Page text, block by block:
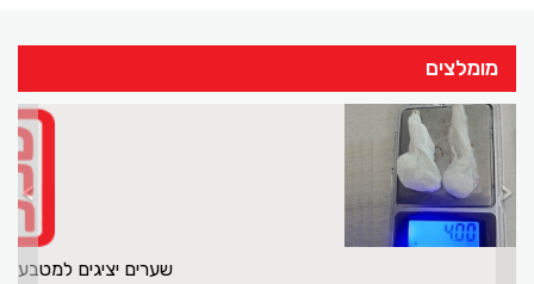
מומלצים
> <